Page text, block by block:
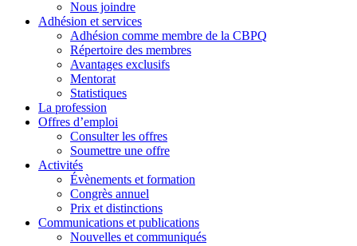
Nous joindre
Adhésion et services
Adhésion comme membre de la CBPQ
Répertoire des membres
Avantages exclusifs
Mentorat
Statistiques
La profession
Offres d’emploi
Consulter les offres
Soumettre une offre
Activités
Évènements et formation
Congrès annuel
Prix et distinctions
Communications et publications
Nouvelles et communiqués